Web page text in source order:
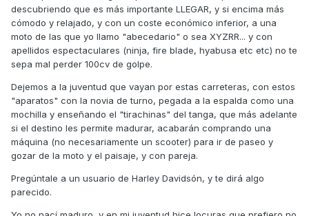
descubriendo que es más importante LLEGAR, y si encima más
cómodo y relajado, y con un coste económico inferior, a una
moto de las que yo llamo "abecedario" o sea XYZRR... y con
apellidos espectaculares (ninja, fire blade, hyabusa etc etc) no te
sepa mal perder 100cv de golpe.
Dejemos a la juventud que vayan por estas carreteras, con estos
"aparatos" con la novia de turno, pegada a la espalda como una
mochilla y enseñando el "tirachinas" del tanga, que más adelante
si el destino les permite madurar, acabarán comprando una
máquina (no necesariamente un scooter) para ir de paseo y
gozar de la moto y el paisaje, y con pareja.
Pregúntale a un usuario de Harley Davidsón, y te dirá algo
parecido.